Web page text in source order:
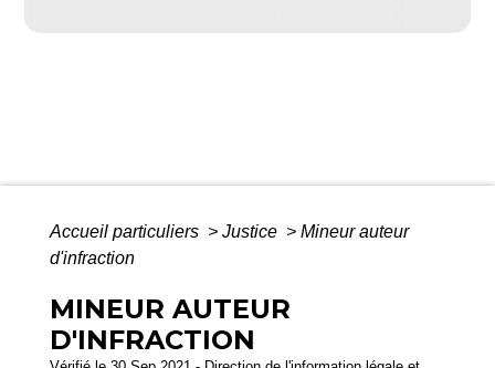
Accueil particuliers > Justice > Mineur auteur
d'infraction
MINEUR AUTEUR
D'INFRACTION